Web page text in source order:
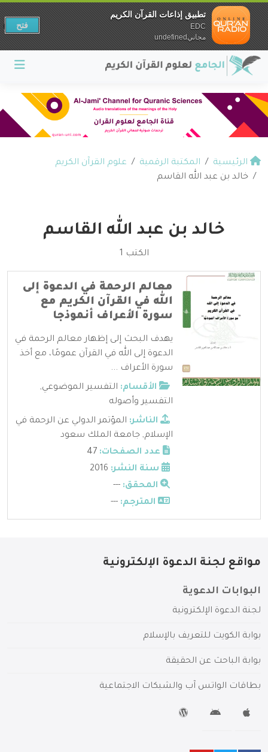
الرئيسية المكتبة الرقمية
علوم القرآن الكريم
خالد بن عبد الله القاسم
خالد بن عبد الله القاسم
الكتب 1
معالم الرحمة في الدعوة إلى
الله في القرآن الكريم مع
سورة الأعراف أنموذجا
يهدف البحث إلى إظهار معالم الرحمة في
الدعوة إلى الله في القرآن عمومًا، مع أخذ
سورة الأعراف ...
الأقسام: التفسير الموضوعي,
التفسير وأصوله
الناشر: المؤتمر الدولي عن الرحمة في
الإسلام, جامعة الملك سعود
عدد الصفحات:
سنة النشر:
المحقق: ---
المترجم: ---
مواقع لجنة الدعوة الإلكترونية
البوابات الدعوية
لجنة الدعوة الإلكترونية
بوابة الكويت للتعريف بالإسلام
بوابة الباحث عن الحقيقة
بطاقات الواتس آب والشبكات الاجتماعية
تطبيق إذاعات القرآن الكريم
EDC
مجانيundefined
فتح